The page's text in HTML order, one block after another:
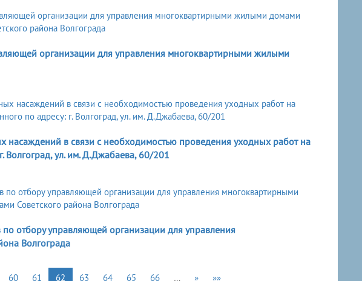
организации для управления многоквартирными жилыми
в связи с необходимостью проведения уходных работ на
Волгоград, ул. им. Д.Джабаева, 60/201
отбору управляющей организации для управления
Волгограда
60 61 62 63 64 65 66 … » »»